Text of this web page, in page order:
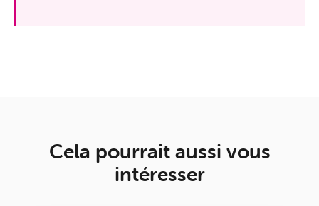
Cela pourrait aussi vous
intéresser